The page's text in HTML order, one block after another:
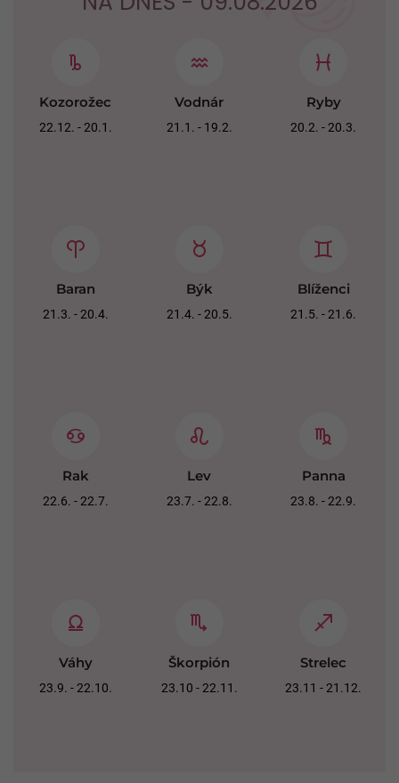
Kozorožec
22.12. - 20.1.
Vodnár
21.1. - 19.2.
Ryby
20.2. - 20.3.
Baran
21.3. - 20.4.
Býk
21.4. - 20.5.
Blíženci
21.5. - 21.6.
Rak
22.6. - 22.7.
Lev
23.7. - 22.8.
Panna
23.8. - 22.9.
Váhy
23.9. - 22.10.
Škorpión
23.10 - 22.11.
Strelec
23.11 - 21.12.